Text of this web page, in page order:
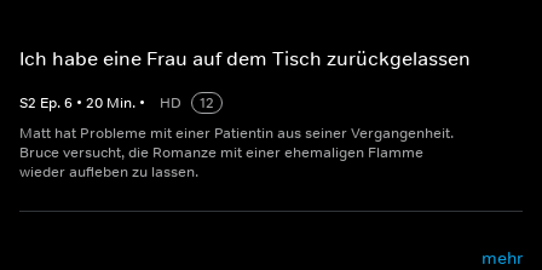
Ich habe eine Frau auf dem Tisch zurückgelassen
S2 Ep.6 • 20 Min. • HD
12
Matt hat Probleme mit einer Patientin aus seiner Vergangenheit.
Bruce versucht, die Romanze mit einer ehemaligen Flamme
wieder aufleben zu lassen.
mehr